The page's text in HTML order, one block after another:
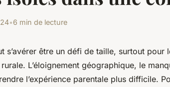
•6 min de lecture
s’avérer être un défi de taille, surtout pour
L’éloignement géographique, le
l’expérience parentale plus difficile.